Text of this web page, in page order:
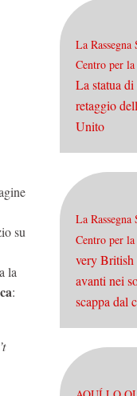
su
la
:
La
Centro per
La statua
retaggio
Unito
La
Centro per
very British
avanti nei
scappa dal